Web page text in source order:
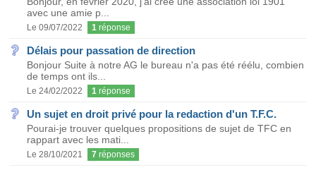
avec une amie p...
Le 09/07/2022 1 réponse
Délais pour passation de direction
Bonjour Suite à notre AG le bureau n'a pas été réélu, combien
de temps ont ils...
Le 24/02/2022 1 réponse
Un sujet en droit privé pour la redaction d'un T.F.C.
Pourai-je trouver quelques propositions de sujet de TFC en
rappart avec les mati...
Le 28/10/2021 7 réponses